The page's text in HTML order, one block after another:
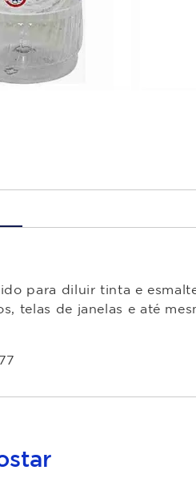
para diluir tinta e
telas de janelas e até